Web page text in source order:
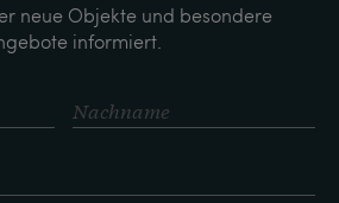
neue Objekte und besondere
informiert.